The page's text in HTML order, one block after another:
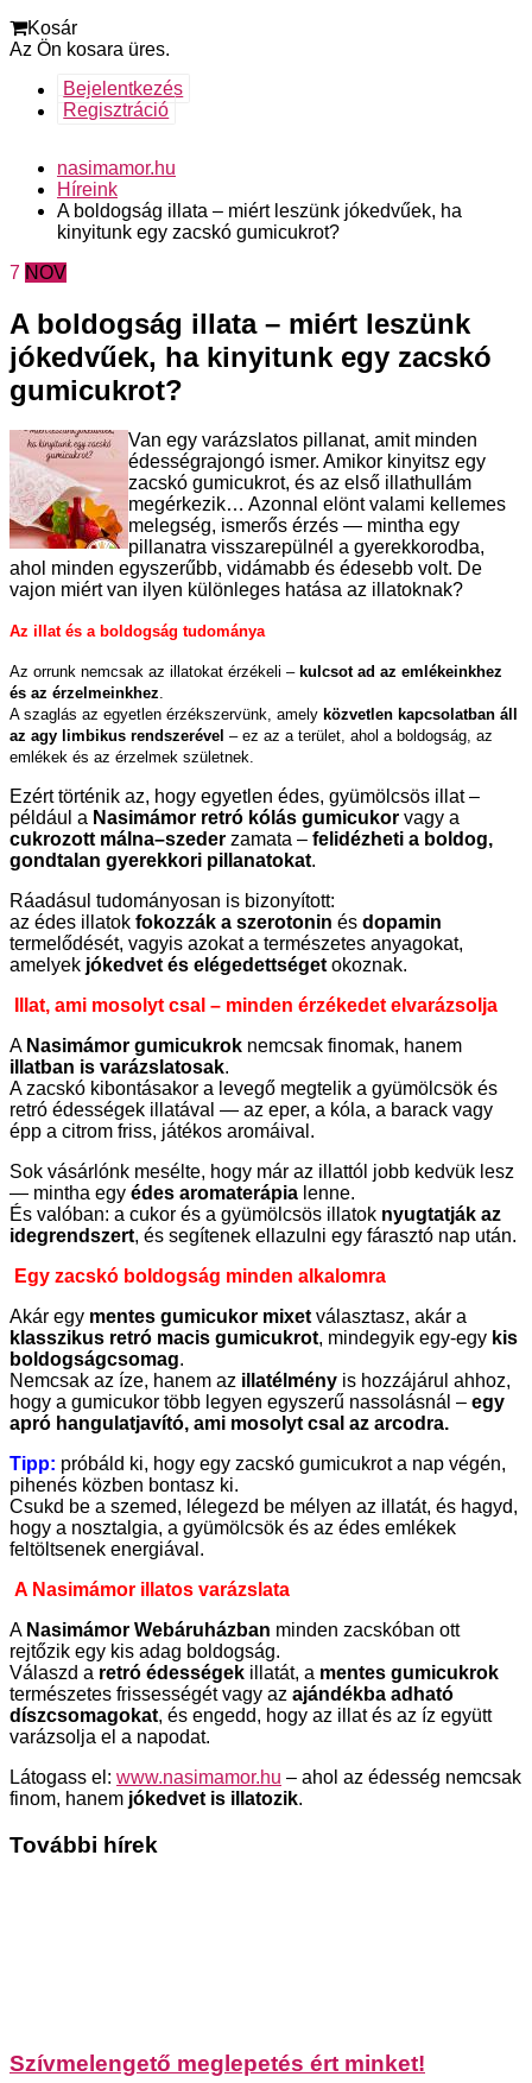
Kosár
Az Ön kosara üres.
Bejelentkezés
Regisztráció
nasimamor.hu
Híreink
A boldogság illata – miért leszünk jókedvűek, ha
kinyitunk egy zacskó gumicukrot?
7 NOV
A boldogság illata – miért leszünk
jókedvűek, ha kinyitunk egy zacskó
gumicukrot?
Van egy varázslatos pillanat, amit minden
édességrajongó ismer. Amikor kinyitsz egy
zacskó gumicukrot, és az első illathullám
megérkezik… Azonnal elönt valami kellemes
melegség, ismerős érzés — mintha egy
pillanatra visszarepülnél a gyerekkorodba,
ahol minden egyszerűbb, vidámabb és édesebb volt. De
vajon miért van ilyen különleges hatása az illatoknak?
Az illat és a boldogság tudománya
Az orrunk nemcsak az illatokat érzékeli – kulcsot ad az emlékeinkhez
és az érzelmeinkhez.
A szaglás az egyetlen érzékszervünk, amely közvetlen kapcsolatban áll
az agy limbikus rendszerével – ez az a terület, ahol a boldogság, az
emlékek és az érzelmek születnek.
Ezért történik az, hogy egyetlen édes, gyümölcsös illat –
például a Nasimámor retró kólás gumicukor vagy a
cukrozott málna–szeder zamata – felidézheti a boldog,
gondtalan gyerekkori pillanatokat.
Ráadásul tudományosan is bizonyított:
az édes illatok fokozzák a szerotonin és dopamin
termelődését, vagyis azokat a természetes anyagokat,
amelyek jókedvet és elégedettségetokoznak.
Illat, ami mosolyt csal – minden érzékedet elvarázsolja
A Nasimámor gumicukrok nemcsak finomak, hanem
illatban is varázslatosak.
A zacskó kibontásakor a levegő megtelik a gyümölcsök és
retró édességek illatával — az eper, a kóla, a barack vagy
épp a citrom friss, játékos aromáival.
Sok vásárlónk mesélte, hogy már az illattól jobb kedvük lesz
— mintha egy édes aromaterápia lenne.
És valóban: a cukor és a gyümölcsös illatok nyugtatják az
idegrendszert, és segítenek ellazulni egy fárasztó nap után.
Egy zacskó boldogság minden alkalomra
Akár egy mentes gumicukor mixetválasztasz, akár a
klasszikus retró macis gumicukrot, mindegyik egy-egy kis
boldogságcsomag.
Nemcsak az íze, hanem az illatélmény is hozzájárul ahhoz,
hogy a gumicukor több legyen egyszerű nassolásnál – egy
apró hangulatjavító, ami mosolyt csal az arcodra.
Tipp: próbáld ki, hogy egy zacskó gumicukrot a nap végén,
pihenés közben bontasz ki.
Csukd be a szemed, lélegezd be mélyen az illatát, és hagyd,
hogy a nosztalgia, a gyümölcsök és az édes emlékek
feltöltsenek energiával.
A Nasimámor illatos varázslata
A Nasimámor Webáruházban minden zacskóban ott
rejtőzik egy kis adag boldogság.
Válaszd a retró édességek illatát, a mentes gumicukrok
természetes frissességét vagy az ajándékba adható
díszcsomagokat, és engedd, hogy az illat és az íz együtt
varázsolja el a napodat.
Látogass el: www.nasimamor.hu – ahol az édesség nemcsak
finom, hanem jókedvet is illatozik.
További hírek
Szívmelengető meglepetés ért minket!